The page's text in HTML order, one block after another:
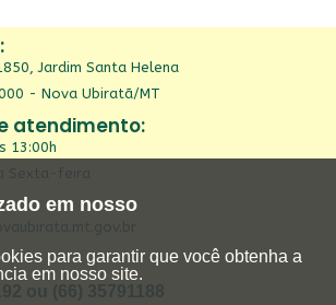
em nosso
para garantir que você obtenha a
em nosso site.
Jardim Santa Helena
- Nova Ubiratã/MT
atendimento:
13:00h
Sexta-feira
ou (66) 35791188